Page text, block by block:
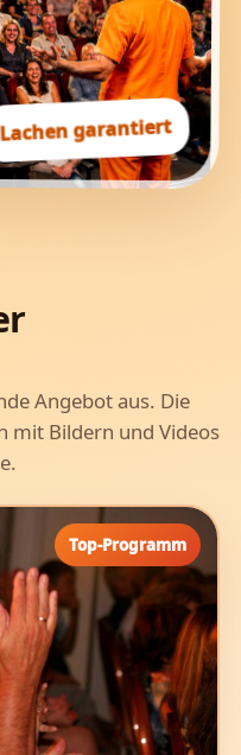
Lachen garantiert
Angebot aus. Die
mit Bildern und Videos